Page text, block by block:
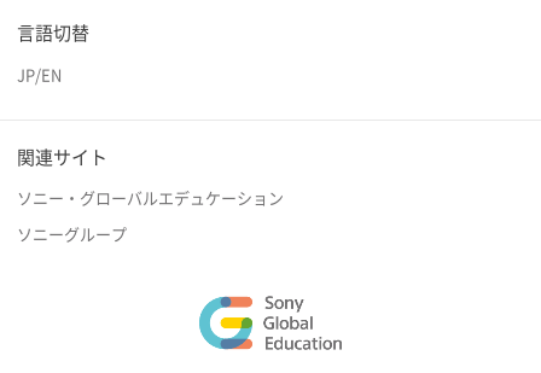
言語切替
JP/EN
関連サイト
ソニー・グローバルエデュケーション
ソニーグループ